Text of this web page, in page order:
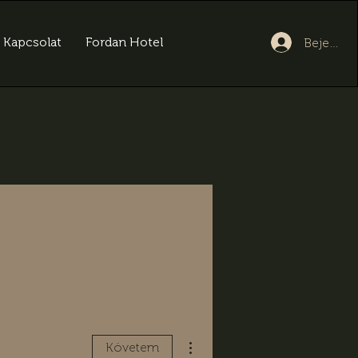
Kapcsolat Fordan Hotel
Követem